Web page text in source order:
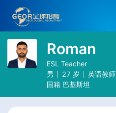
Roman
ESL Teacher
男
27 岁 英语教师
国籍 巴基斯坦